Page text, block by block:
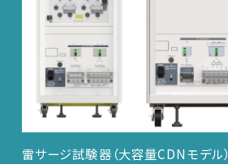
雷サージ試験器（大容量CDNモデル）